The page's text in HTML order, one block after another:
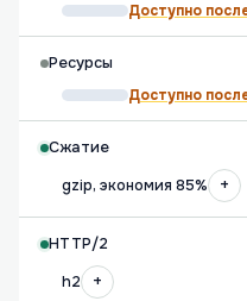
Доступно
Ресурсы
Доступно
Сжатие
gzip, экономия 85%
+
HTTP/2
h2
+